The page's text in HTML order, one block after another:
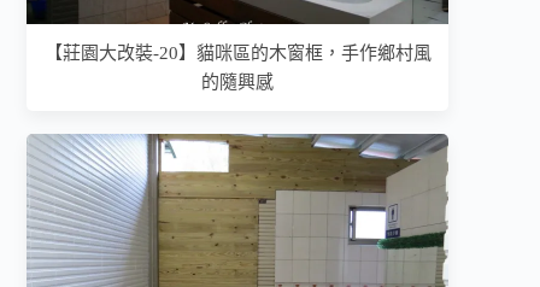
【莊園大改裝-20】貓咪區的木窗框，手作鄉村風
的隨興感